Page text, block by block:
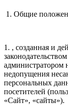
1. Общие
1. , созданная и
администратором
недопущения
персональных
посетителей
«Сайт», «сайты»).